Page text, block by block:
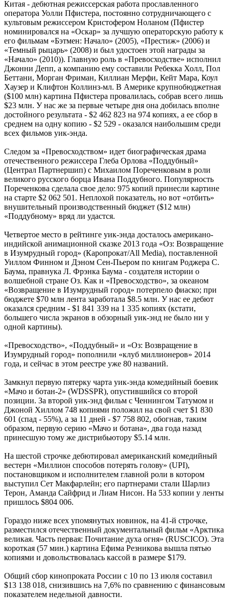
Китая - дебютная режиссерская работа прославленного
оператора Уолли Пфистера, постоянно сотрудничающего с
культовым режиссером Кристофером Ноланом (Пфистер
номинировался на «Оскар» за лучшую операторскую работу к
его фильмам «Бэтмен: Начало» (2005), «Престиж» (2006) и
«Темный рыцарь» (2008) и был удостоен этой награды за
«Начало» (2010)). Главную роль в «Превосходстве» исполнил
Джонни Депп, а компанию ему составили Ребекка Холл, Пол
Беттани, Морган Фриман, Киллиан Мерфи, Кейт Мара, Коул
Хаузер и Клифтон Коллинз-мл. В Америке крупнобюджетная
($100 млн) картина Пфистера провалилась, собрав всего лишь
$23 млн. У нас же за первые четыре дня она добилась вполне
достойного результата - $2 462 823 на 974 копиях, а ее сбор в
среднем на одну копию - $2 529 - оказался наибольшим среди
всех фильмов уик-энда.
Следом за «Превосходством» идет биографическая драма
отечественного режиссера Глеба Орлова «Поддубный»
(Централ Партнершип) с Михаилом Пореченковым в роли
великого русского борца Ивана Поддубного. Популярность
Пореченкова сделала свое дело: 975 копий принесли картине
на старте $2 062 501. Неплохой показатель, но вот «отбить»
внушительный производственный бюджет ($12 млн)
«Поддубному» вряд ли удастся.
Четвертое место в рейтинге уик-энда досталось американо-
индийской анимационной сказке 2013 года «Оз: Возвращение
в Изумрудный город» (Каропрокат/All Media), поставленной
Уиллом Финном и Дэном Сен-Пьером по книгам Роджера С.
Баума, правнука Л. Фрэнка Баума - создателя истории о
волшебной стране Оз. Как и «Превосходство», за океаном
«Возвращение в Изумрудный город» потерпело фиаско; при
бюджете $70 млн лента заработала $8.5 млн. У нас ее дебют
оказался средним - $1 841 339 на 1 335 копиях (кстати,
большего числа экранов в обзорный уик-энд не было ни у
одной картины).
«Превосходство», «Поддубный» и «Оз: Возвращение в
Изумрудный город» пополнили «клуб миллионеров» 2014
года, и сейчас в этом реестре уже 80 названий.
Замкнул первую пятерку чарта уик-энда комедийный боевик
«Мачо и ботан-2» (WDSSPR), опустившийся со второй
позиции. За второй уик-энд фильм с Ченнингом Татумом и
Джоной Хиллом 748 копиями положил на свой счет $1 830
601 (спад - 55%), а за 11 дней - $7 758 802, обогнав, таким
образом, первую серию «Мачо и ботана», два года назад
принесшую тому же дистрибьютору $5.14 млн.
На шестой строчке дебютировал американский комедийный
вестерн «Миллион способов потерять голову» (UPI),
постановщиком и исполнителем главной роли в котором
выступил Сет Макфарлейн; его партнерами стали Шарлиз
Терон, Аманда Сайфрид и Лиам Нисон. На 533 копии у ленты
пришлось $804 006.
Гораздо ниже всех упомянутых новинок, на 41-й строчке,
разместился отечественный документальный фильм «Арктика
великая. Часть первая: Почитание духа огня» (RUSCICO). Эта
короткая (57 мин.) картина Ефима Резникова вышла пятью
копиями и довольствовалась кассой в размере $179.
Общий сбор кинопроката России с 10 по 13 июля составил
$13 138 018, снизившись на 7,6% по сравнению с финансовым
показателем недельной давности.